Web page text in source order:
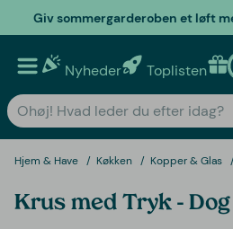
Giv sommergarderoben et løft
Nyheder Toplisten
Hjem & Have Køkken Kopper & Glas
Krus med Tryk - Dog